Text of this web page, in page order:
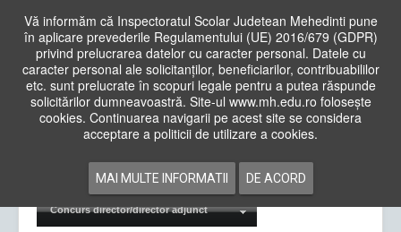
Vă informăm că Inspectoratul Scolar Judetean Mehedinti pune
în aplicare prevederile Regulamentului (UE) 2016/679 (GDPR)
privind prelucrarea datelor cu caracter personal. Datele cu
caracter personal ale solicitanților, beneficiarilor, contribuabililor
etc. sunt prelucrate în scopuri legale pentru a putea răspunde
solicitărilor dumneavoastră. Site-ul www.mh.edu.ro folosește
cookies. Continuarea navigarii pe acest site se considera
acceptare a politicii de utilizare a cookies.
MAI MULTE INFORMATII DE ACORD
Cauta
in
siteAcasa Cadre Didactice
Examene Naționale
Concurs director/director adjunct